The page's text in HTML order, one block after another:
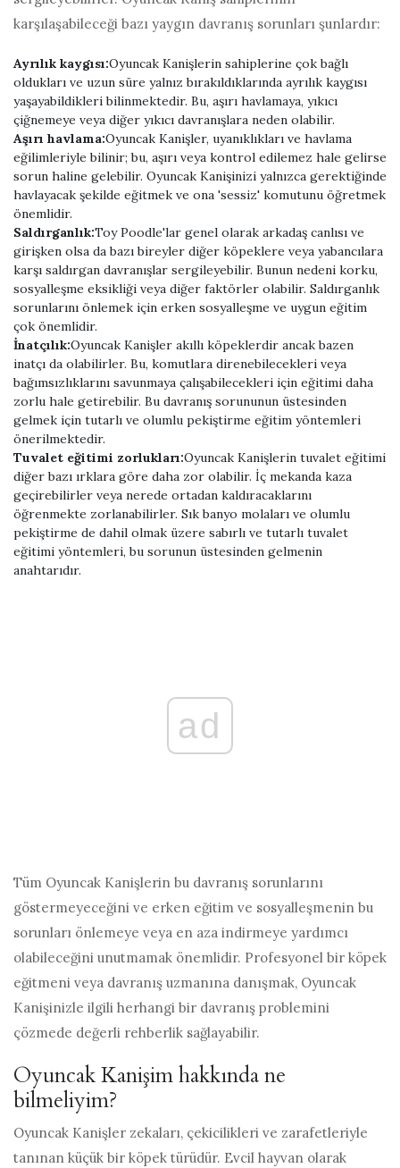
karşılaşabileceği bazı yaygın davranış sorunları şunlardır:
Ayrılık kaygısı:Oyuncak Kanişlerin sahiplerine çok bağlı
oldukları ve uzun süre yalnız bırakıldıklarında ayrılık kaygısı
yaşayabildikleri bilinmektedir. Bu, aşırı havlamaya, yıkıcı
çiğnemeye veya diğer yıkıcı davranışlara neden olabilir.
Aşırı havlama:Oyuncak Kanişler, uyanıklıkları ve havlama
eğilimleriyle bilinir; bu, aşırı veya kontrol edilemez hale gelirse
sorun haline gelebilir. Oyuncak Kanişinizi yalnızca gerektiğinde
havlayacak şekilde eğitmek ve ona 'sessiz' komutunu öğretmek
önemlidir.
Saldırganlık:Toy Poodle'lar genel olarak arkadaş canlısı ve
girişken olsa da bazı bireyler diğer köpeklere veya yabancılara
karşı saldırgan davranışlar sergileyebilir. Bunun nedeni korku,
sosyalleşme eksikliği veya diğer faktörler olabilir. Saldırganlık
sorunlarını önlemek için erken sosyalleşme ve uygun eğitim
çok önemlidir.
İnatçılık:Oyuncak Kanişler akıllı köpeklerdir ancak bazen
inatçı da olabilirler. Bu, komutlara direnebilecekleri veya
bağımsızlıklarını savunmaya çalışabilecekleri için eğitimi daha
zorlu hale getirebilir. Bu davranış sorununun üstesinden
gelmek için tutarlı ve olumlu pekiştirme eğitim yöntemleri
önerilmektedir.
Tuvalet eğitimi zorlukları:Oyuncak Kanişlerin tuvalet eğitimi
diğer bazı ırklara göre daha zor olabilir. İç mekanda kaza
geçirebilirler veya nerede ortadan kaldıracaklarını
öğrenmekte zorlanabilirler. Sık banyo molaları ve olumlu
pekiştirme de dahil olmak üzere sabırlı ve tutarlı tuvalet
eğitimi yöntemleri, bu sorunun üstesinden gelmenin
anahtarıdır.
ad
Tüm Oyuncak Kanişlerin bu davranış sorunlarını
göstermeyeceğini ve erken eğitim ve sosyalleşmenin bu
sorunları önlemeye veya en aza indirmeye yardımcı
olabileceğini unutmamak önemlidir. Profesyonel bir köpek
eğitmeni veya davranış uzmanına danışmak, Oyuncak
Kanişinizle ilgili herhangi bir davranış problemini
çözmede değerli rehberlik sağlayabilir.
Oyuncak Kanişim hakkında ne
bilmeliyim?
Oyuncak Kanişler zekaları, çekicilikleri ve zarafetleriyle
tanınan küçük bir köpek türüdür. Evcil hayvan olarak